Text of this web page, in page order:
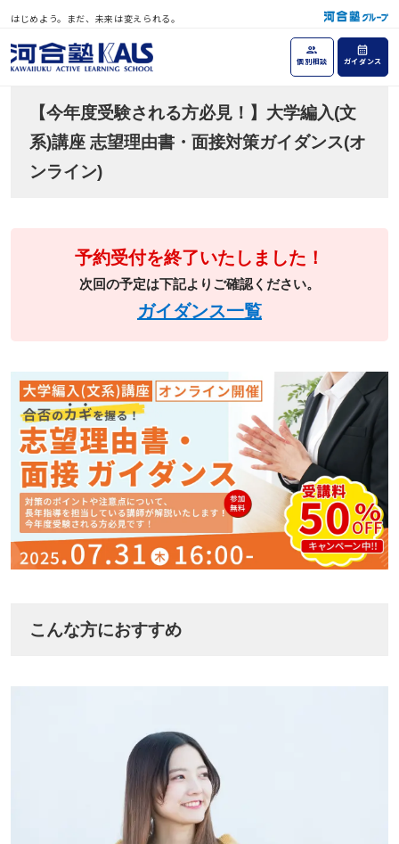
はじめよう。まだ、未来は変えられる。
個別相談 ガイダンス
【今年度受験される方必見！】大学編入(文
系)講座 志望理由書・面接対策ガイダンス(オ
ンライン)
予約受付を終了いたしました！
次回の予定は下記よりご確認ください。
ガイダンス一覧
こんな方におすすめ